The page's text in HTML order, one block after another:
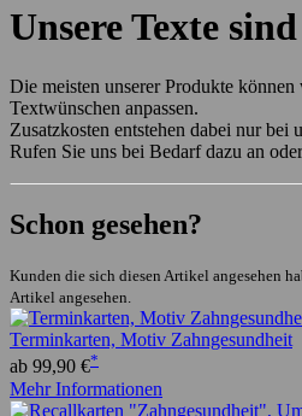
Unsere Texte
Die meisten unserer Produkte
Textwünschen anpassen.
Zusatzkosten entstehen dabei nur bei
Rufen Sie uns bei Bedarf dazu an
Schon gesehen?
Kunden die sich diesen Artikel angesehen
Artikel angesehen.
Terminkarten, Motiv Zahngesundheit
ab 99,90 €*
Mehr Informationen